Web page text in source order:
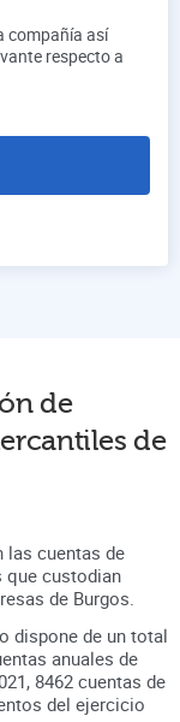
compañía así
respecto a
de
de
las cuentas de
que custodian
de Burgos
dispone de un total
anuales de
, 8462 cuentas de
del ejercicio